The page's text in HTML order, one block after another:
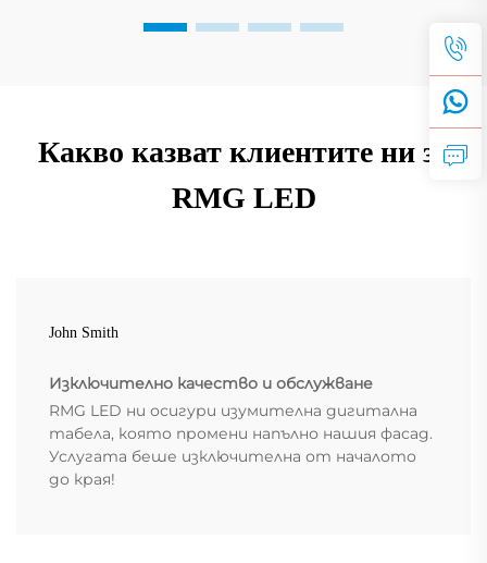
Какво казват клиентите ни за
RMG LED
John Smith
Изключително качество и обслужване
RMG LED ни осигури изумителна дигитална
табела, която промени напълно нашия фасад.
Услугата беше изключителна от началото
до края!